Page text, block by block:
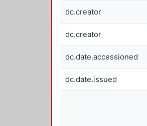
dc.creator
dc.creator
dc.date.accessioned
dc.date.issued